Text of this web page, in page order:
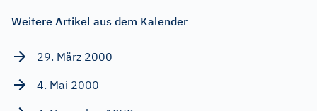
Weitere Artikel aus dem Kalender
29. März 2000
4. Mai 2000